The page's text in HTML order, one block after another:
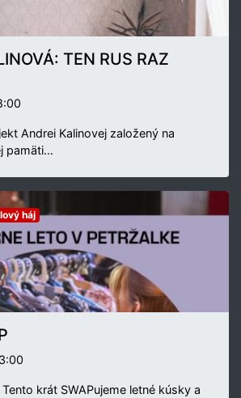
TEN RUS RAZ
Andrei Kalinovej založený na
pamäti…
háj
krát SWAPujeme letné kúsky a